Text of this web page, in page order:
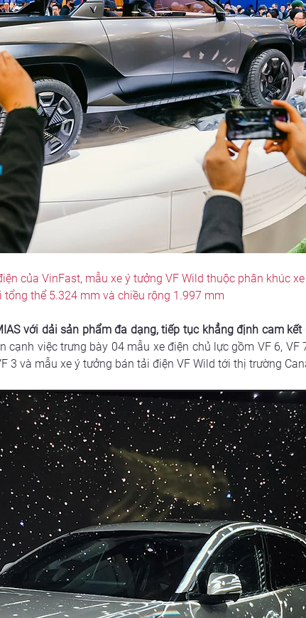
của VinFast, mẫu xe ý tưởng VF Wild thuộc phân khúc
tổng thể 5.324 mm và chiều rộng 1.997 mm
với dải sản phẩm đa dạng, tiếp tục khẳng định cam
cạnh việc trưng bày 04 mẫu xe điện chủ lực gồm VF 6, VF
3 và mẫu xe ý tưởng bán tải điện VF Wild tới thị trường